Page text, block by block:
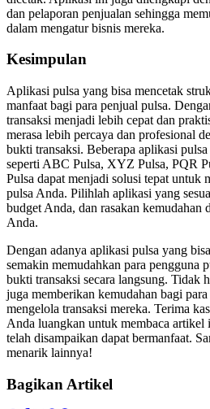
dan pelaporan penjualan sehingga
dalam mengatur bisnis mereka.
Kesimpulan
Aplikasi pulsa yang bisa mencetak
manfaat bagi para penjual pulsa.
transaksi menjadi lebih cepat dan
merasa lebih percaya dan profesional
bukti transaksi. Beberapa aplikasi
seperti ABC Pulsa, XYZ Pulsa, PQR
Pulsa dapat menjadi solusi tepat untuk
pulsa Anda. Pilihlah aplikasi yang
budget Anda, dan rasakan kemudahan
Anda.
Dengan adanya aplikasi pulsa yang
semakin memudahkan para pengguna
bukti transaksi secara langsung. Tidak
juga memberikan kemudahan bagi
mengelola transaksi mereka. Terima
Anda luangkan untuk membaca artikel
telah disampaikan dapat bermanfaat.
menarik lainnya!
Bagikan Artikel